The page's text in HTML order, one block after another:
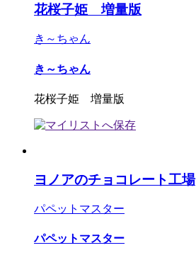
花桜子姫 増量版
き～ちゃん
き～ちゃん
花桜子姫 増量版
ヨノアのチョコレート工場
パペットマスター
パペットマスター